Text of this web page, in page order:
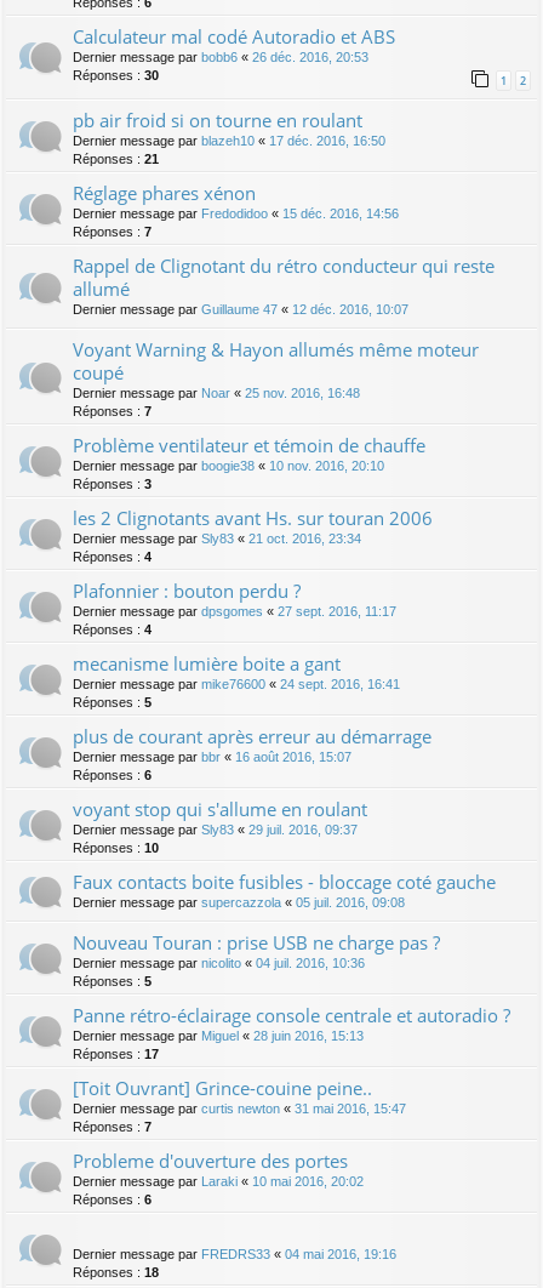
Calculateur mal codé Autoradio et ABS
Dernier message par bobb6 « 26 déc. 2016, 20:53
Réponses : 30 1 2
pb air froid si on tourne en roulant
Dernier message par blazeh10 « 17 déc. 2016, 16:50
Réponses : 21
Réglage phares xénon
Dernier message par Fredodidoo « 15 déc. 2016, 14:56
Réponses : 7
Rappel de Clignotant du rétro conducteur qui reste
allumé
Dernier message par Guillaume 47 « 12 déc. 2016, 10:07
Voyant Warning & Hayon allumés même moteur
coupé
Dernier message par Noar « 25 nov. 2016, 16:48
Réponses : 7
Problème ventilateur et témoin de chauffe
Dernier message par boogie38 « 10 nov. 2016, 20:10
Réponses : 3
les 2 Clignotants avant Hs. sur touran 2006
Dernier message par Sly83 « 21 oct. 2016, 23:34
Réponses : 4
Plafonnier : bouton perdu ?
Dernier message par dpsgomes « 27 sept. 2016, 11:17
Réponses : 4
mecanisme lumière boite a gant
Dernier message par mike76600 « 24 sept. 2016, 16:41
Réponses : 5
plus de courant après erreur au démarrage
Dernier message par bbr « 16 août 2016, 15:07
Réponses : 6
voyant stop qui s'allume en roulant
Dernier message par Sly83 « 29 juil. 2016, 09:37
Réponses : 10
Faux contacts boite fusibles - bloccage coté gauche
Dernier message par supercazzola « 05 juil. 2016, 09:08
Nouveau Touran : prise USB ne charge pas ?
Dernier message par nicolito « 04 juil. 2016, 10:36
Réponses : 5
Panne rétro-éclairage console centrale et autoradio ?
Dernier message par Miguel « 28 juin 2016, 15:13
Réponses : 17
[Toit Ouvrant] Grince-couine peine..
Dernier message par curtis newton « 31 mai 2016, 15:47
Réponses : 7
Probleme d'ouverture des portes
Dernier message par Laraki « 10 mai 2016, 20:02
Réponses : 6
Dernier message par FREDRS33 « 04 mai 2016, 19:16
Réponses : 18